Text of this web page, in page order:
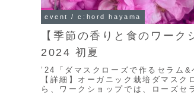
event / c:hord hayama
【季節の香りと食のワーク
2024 初夏
’24「ダマスクローズで作るセラム&
【詳細】オーガニック栽培ダマスク
ら、ワークショップでは、ローズセ